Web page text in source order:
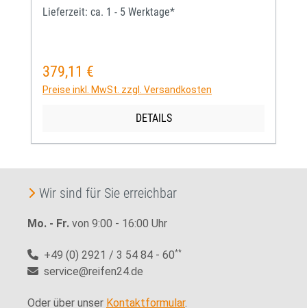
Lieferzeit: ca. 1 - 5 Werktage*
Regulärer Preis:
379,11 €
Preise inkl. MwSt. zzgl. Versandkosten
DETAILS
Wir sind für Sie erreichbar
Mo. - Fr. von 9:00 - 16:00 Uhr
+49 (0) 2921 / 3 54 84 - 60**
service@reifen24.de
Oder über unser Kontaktformular.